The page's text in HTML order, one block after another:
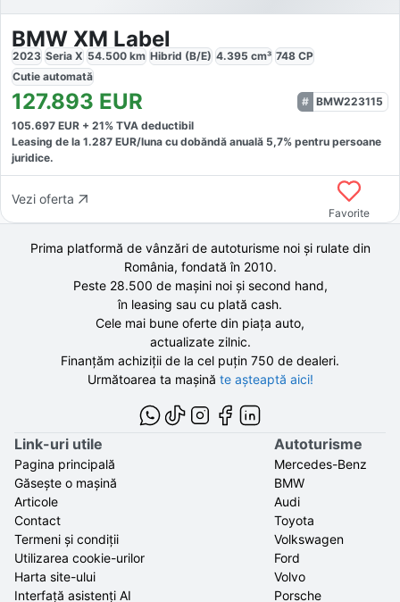
BMW XM Label
2023 Seria X 54.500 km Hibrid (B/E) 4.395 cm³ 748 CP
Cutie automată
127.893 EUR
BMW223115
105.697 EUR + 21% TVA deductibil
Leasing de la 1.287 EUR/luna cu dobăndă anuală 5,7% pentru persoane
juridice.
Vezi oferta
Favorite
Prima platformă de vânzări de autoturisme noi și rulate din
România, fondată în 2010.
Peste 28.500 demașini noi și second hand,
în leasing sau cu plată cash.
Cele mai bune oferte din piața auto,
actualizate zilnic.
Finanțăm achiziții de la cel puțin 750 de dealeri.
Următoarea ta mașină te așteaptă aici!
Link-uri utile
Pagina principală
Găsește o mașină
Articole
Contact
Termeni și condiții
Utilizarea cookie-urilor
Harta site-ului
Interfață asistenți AI
Autoturisme
Mercedes-Benz
BMW
Audi
Toyota
Volkswagen
Ford
Volvo
Porsche